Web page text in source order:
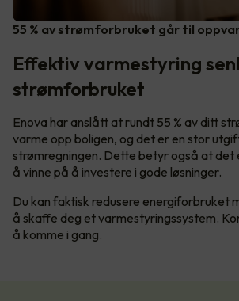
55 % av strømforbruket går til
Effektiv varmestyring
strømforbruket
Enova har anslått at rundt 55 % av ditt
varme opp boligen, og det er en stor
strømregningen. Dette betyr også at det
å vinne på å investere i gode løsninger.
Du kan faktisk redusere energiforbruket
å skaffe deg et varmestyringssystem.
å komme i gang.